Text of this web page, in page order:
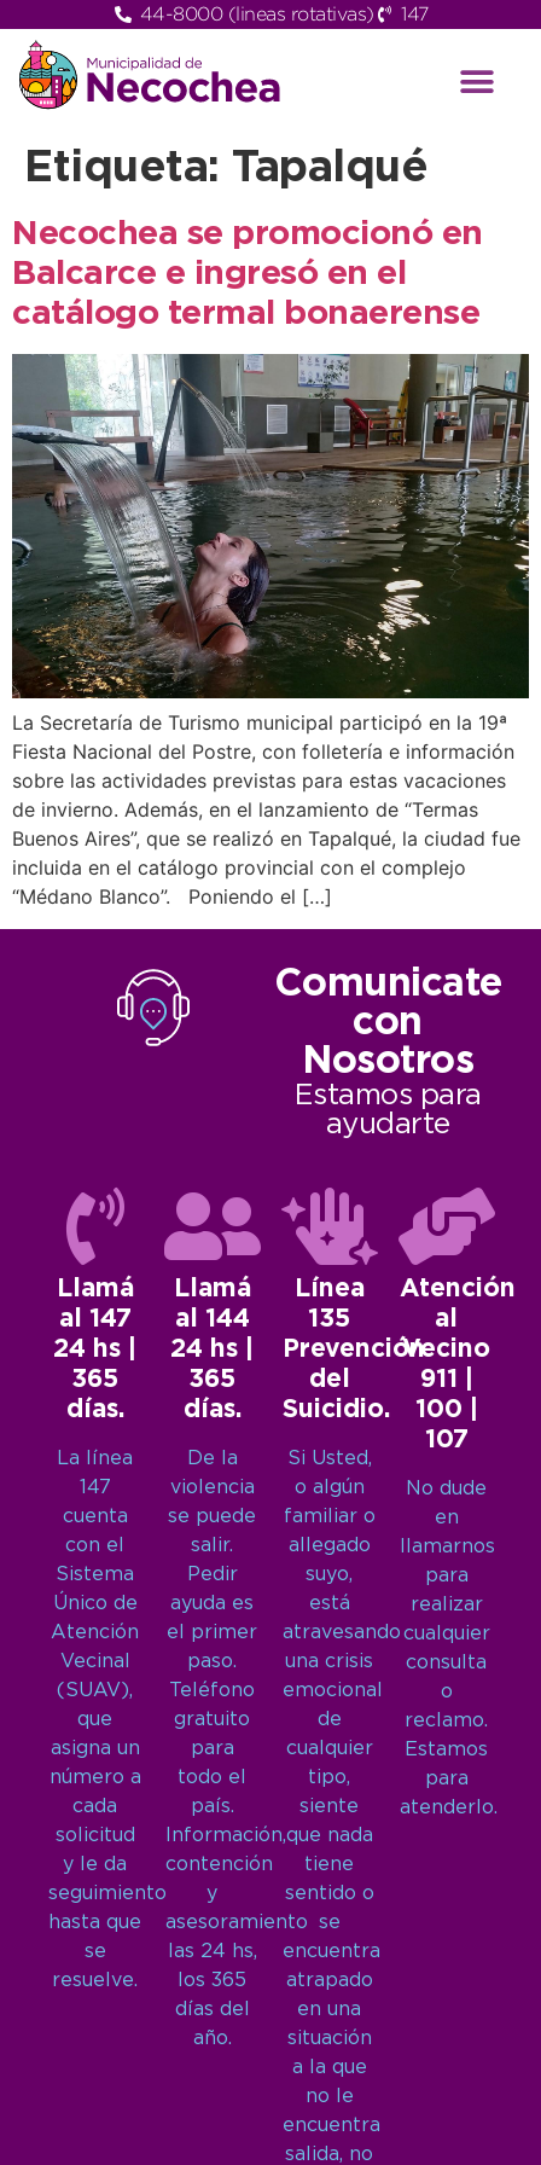
44-8000 (lineas rotativas) 147
Etiqueta: Tapalqué
Necochea se promocionó en
Balcarce e ingresó en el
catálogo termal bonaerense
La Secretaría de Turismo municipal participó en la 19ª
Fiesta Nacional del Postre, con folletería e información
sobre las actividades previstas para estas vacaciones
de invierno. Además, en el lanzamiento de “Termas
Buenos Aires”, que se realizó en Tapalqué, la ciudad fue
incluida en el catálogo provincial con el complejo
“Médano Blanco”. Poniendo el […]
Comunicate
con
Nosotros
Estamos para
ayudarte
Llamá
al 147
24 hs |
365
días.
La línea
147
cuenta
con el
Sistema
Único de
Atención
Vecinal
(SUAV),
que
asigna un
número a
cada
solicitud
y le da
seguimiento
hasta que
se
resuelve.
Llamá
al 144
24 hs |
365
días.
De la
violencia
se puede
salir.
Pedir
ayuda es
el primer
paso.
Teléfono
gratuito
para
todo el
país.
Información,
contención
y
asesoramiento
las 24 hs,
los 365
días del
año.
Línea
135
Prevención
del
Suicidio.
Si Usted,
o algún
familiar o
allegado
suyo,
está
atravesando
una crisis
emocional
de
cualquier
tipo,
siente
que nada
tiene
sentido o
se
encuentra
atrapado
en una
situación
a la que
no le
encuentra
salida, no
Atención
al
Vecino
911 |
100 |
107
No dude
en
llamarnos
para
realizar
cualquier
consulta
o
reclamo.
Estamos
para
atenderlo.